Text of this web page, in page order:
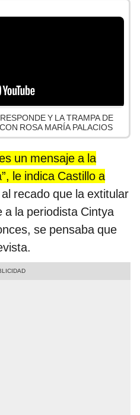
Y LA TRAMPA DE
ROSA MARÍA PALACIOS
un mensaje a la
le indica Castillo a
recado que la extitular
la periodista Cintya
se pensaba que